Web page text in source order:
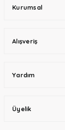
Kurumsal
Alışveriş
Yardım
Üyelik